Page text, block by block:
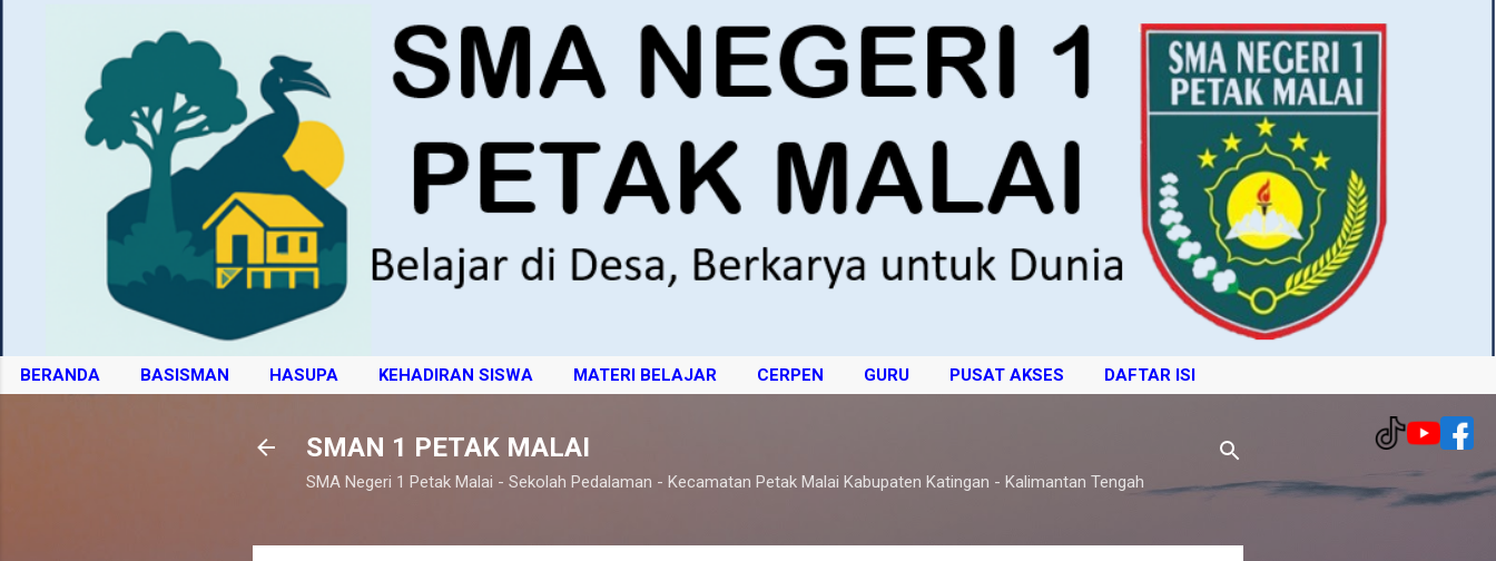
BERANDA BASISMAN HASUPA KEHADIRAN SISWA MATERI BELAJAR CERPEN GURU PUSAT AKSES DAFTAR ISI
Langsung ke konten utama
SMAN 1 PETAK MALAI
SMA Negeri 1 Petak Malai - Sekolah Pedalaman - Kecamatan Petak Malai Kabupaten Katingan - Kalimantan Tengah